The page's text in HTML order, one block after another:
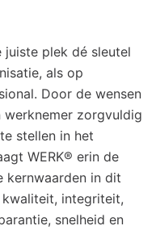
plek dé sleutel
als op
Door de wensen
zorgvuldig
stellen in het
WERK® erin de
kernwaarden in dit
integriteit,
snelheid en